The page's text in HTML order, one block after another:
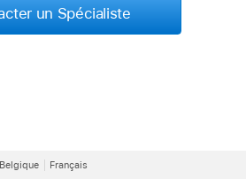
un Spécialiste
Belgique Français